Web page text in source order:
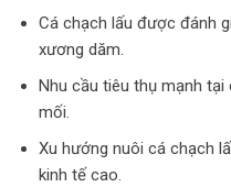
Cá chạch lấu được đánh
xương dăm.
Nhu cầu tiêu thụ mạnh tại
mối.
Xu hướng nuôi cá chạch
kinh tế cao.